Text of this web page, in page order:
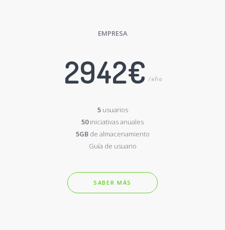
EMPRESA
2942€ /año
5usuarios
50iniciativas anuales
5GBde almacenamiento
Guía de usuario
SABER MÁS